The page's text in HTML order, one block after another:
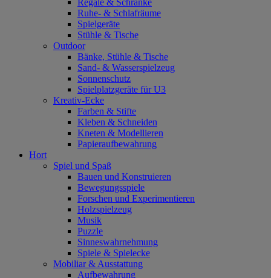
Regale & Schränke
Ruhe- & Schlafräume
Spielgeräte
Stühle & Tische
Outdoor
Bänke, Stühle & Tische
Sand- & Wasserspielzeug
Sonnenschutz
Spielplatzgeräte für U3
Kreativ-Ecke
Farben & Stifte
Kleben & Schneiden
Kneten & Modellieren
Papieraufbewahrung
Hort
Spiel und Spaß
Bauen und Konstruieren
Bewegungsspiele
Forschen und Experimentieren
Holzspielzeug
Musik
Puzzle
Sinneswahrnehmung
Spiele & Spielecke
Mobiliar & Ausstattung
Aufbewahrung